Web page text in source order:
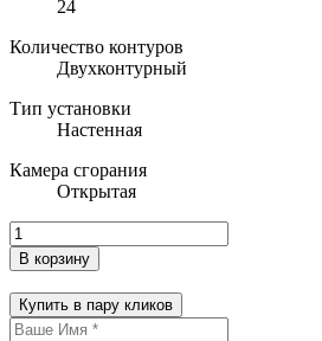
24
Количество контуров
Двухконтурный
Тип установки
Настенная
Камера сгорания
Открытая
В корзину
Купить в пару кликов